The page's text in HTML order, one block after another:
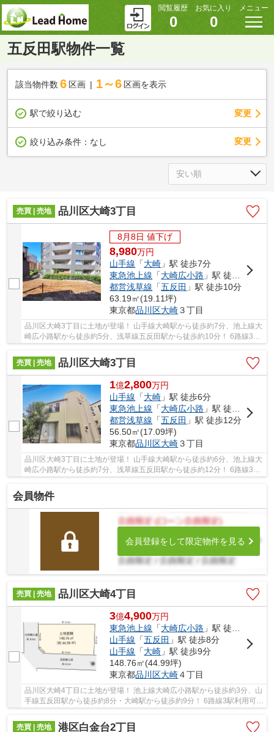
閲覧履歴
0
お気に入り
0
メニュー
五反田駅物件一覧
該当物件数 6 区画 1～6 区画を表示
駅で絞り込む 変更
絞り込み条件： なし 変更
売買 | 売地 品川区大崎3丁目
8月8日 値下げ
8,980万円
山手線 「大崎 」駅 徒歩7分
東急池上線 「大崎広小路 」駅 徒歩5分
都営浅草線 「五反田 」駅 徒歩10分
63.19㎡(19.11坪)
東京都品川区大崎３丁目
品川区大崎3丁目に土地が登場！ 山手線大崎駅から徒歩約7分、池上線大
崎広小路駅から徒歩約5分、浅草線五反田駅から徒歩約10分！ 6路線3駅
売買 | 売地
品川区大崎3丁目
1億2,800万円
山手線 「大崎 」駅 徒歩6分
東急池上線 「大崎広小路 」駅 徒歩7分
都営浅草線 「五反田 」駅 徒歩12分
56.50㎡(17.09坪)
東京都品川区大崎３丁目
品川区大崎3丁目に土地が登場！ 山手線大崎駅から徒歩約6分、池上線大
崎広小路駅から徒歩約7分、浅草線五反田駅から徒歩約12分！ 6路線3駅
会員物件
会員登録をして限定物件を見る
売買 | 売地 品川区大崎4丁目
3億4,900万円
東急池上線 「大崎広小路 」駅 徒歩3分
山手線 「五反田 」駅 徒歩8分
山手線 「大崎 」駅 徒歩9分
148.76㎡(44.99坪)
東京都品川区大崎４丁目
品川区大崎4丁目に土地が登場！ 池上線大崎広小路駅から徒歩約3分、山
手線五反田駅から徒歩約8分・大崎駅から徒歩約9分！ 6路線3駅利用可能
な大変便利な立地に位置した物件です。 駅徒...
売買 | 売地
港区白金台2丁目